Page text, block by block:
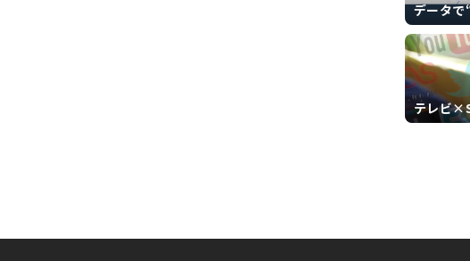
データで
テレビ